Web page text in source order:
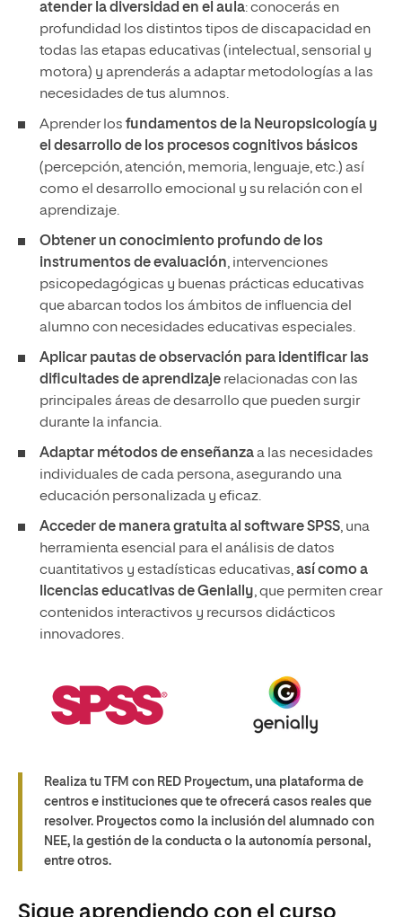
atender la diversidad en el aula: conocerás en
profundidad los distintos tipos de discapacidad en
todas las etapas educativas (intelectual, sensorial y
motora) y aprenderás a adaptar metodologías a las
necesidades de tus alumnos.
Aprender los fundamentos de la Neuropsicología y
el desarrollo de los procesos cognitivos básicos
(percepción, atención, memoria, lenguaje, etc.) así
como el desarrollo emocional y su relación con el
aprendizaje.
Obtener un conocimiento profundo de los
instrumentos de evaluación, intervenciones
psicopedagógicas y buenas prácticas educativas
que abarcan todos los ámbitos de influencia del
alumno con necesidades educativas especiales.
Aplicar pautas de observación para identificar las
dificultades de aprendizaje relacionadas con las
principales áreas de desarrollo que pueden surgir
durante la infancia.
Adaptar métodos de enseñanzaa las necesidades
individuales de cada persona, asegurando una
educación personalizada y eficaz.
Acceder de manera gratuita al software SPSS, una
herramienta esencial para el análisis de datos
cuantitativos y estadísticas educativas,así como a
licencias educativas de Genially, que permiten crear
contenidos interactivos y recursos didácticos
innovadores.
Realiza tu TFM con RED Proyectum, una plataforma de
centros e instituciones que te ofrecerá casos reales que
resolver. Proyectos como la inclusión del alumnado con
NEE, la gestión de la conducta o la autonomía personal,
entre otros.
Sigue aprendiendo con el curso